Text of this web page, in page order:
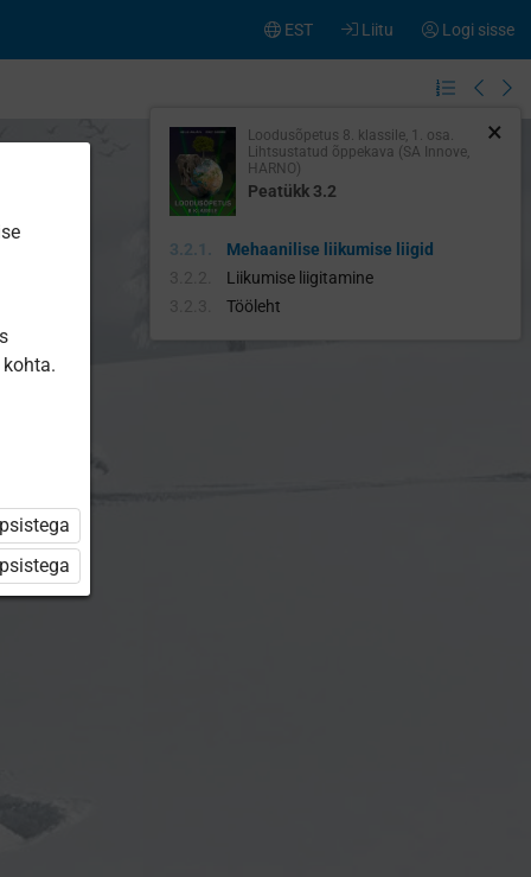
Logi sisse
Liitu
EST
Loodusõpetus 8. klassile, 1. osa.
Lihtsustatud õppekava (SA Innove,
HARNO)
Peatükk 3.2
Mehaanilise liikumise liigid
Liikumise liigitamine
Tööleht
×